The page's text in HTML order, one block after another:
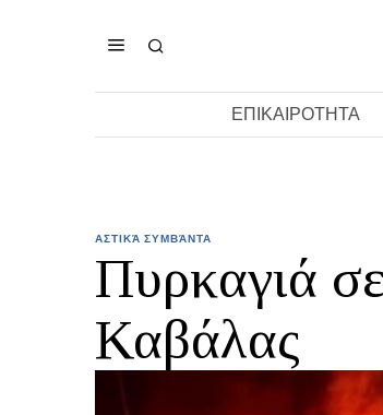
ΕΠΙΚΑΙΡΟΤΗΤΑ
ΑΣΤΙΚΆ ΣΥΜΒΆΝΤΑ
Πυρκαγιά
Καβάλας